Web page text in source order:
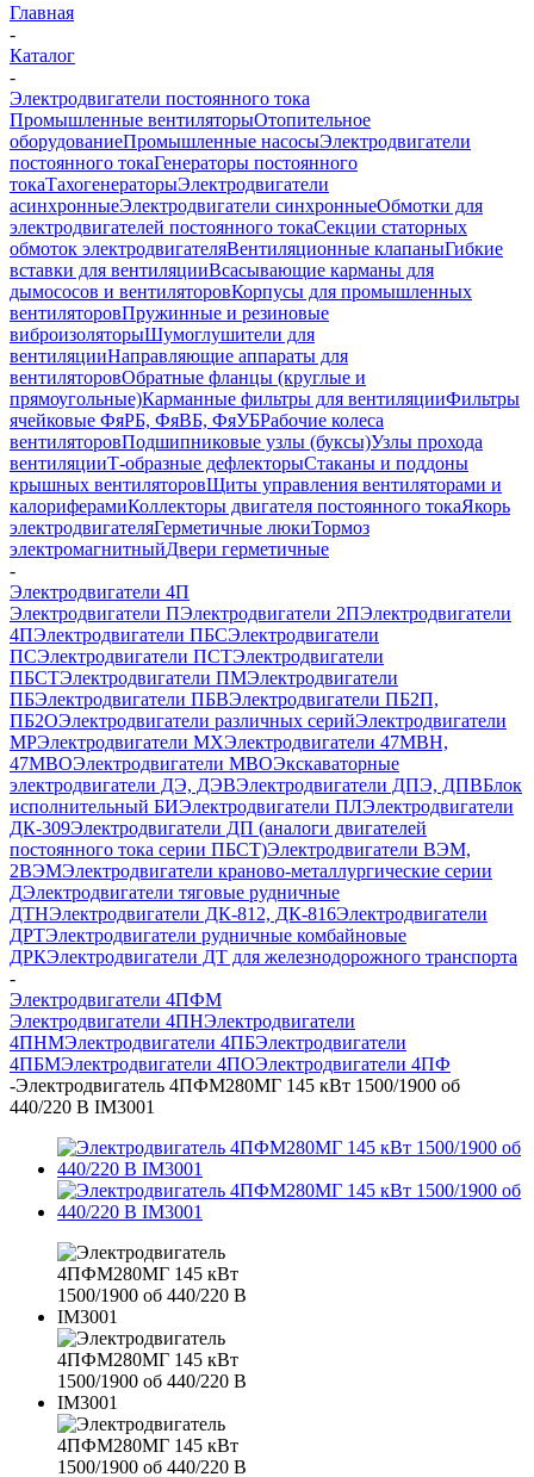
Главная
-
Каталог
-
Электродвигатели постоянного тока
Промышленные вентиляторыОтопительное
оборудованиеПромышленные насосыЭлектродвигатели
постоянного токаГенераторы постоянного
токаТахогенераторыЭлектродвигатели
асинхронныеЭлектродвигатели синхронныеОбмотки для
электродвигателей постоянного токаСекции статорных
обмоток электродвигателяВентиляционные клапаныГибкие
вставки для вентиляцииВсасывающие карманы для
дымососов и вентиляторовКорпусы для промышленных
вентиляторовПружинные и резиновые
виброизоляторыШумоглушители для
вентиляцииНаправляющие аппараты для
вентиляторовОбратные фланцы (круглые и
прямоугольные)Карманные фильтры для вентиляцииФильтры
ячейковые ФяРБ, ФяВБ, ФяУБРабочие колеса
вентиляторовПодшипниковые узлы (буксы)Узлы прохода
вентиляцииТ-образные дефлекторыСтаканы и поддоны
крышных вентиляторовЩиты управления вентиляторами и
калориферамиКоллекторы двигателя постоянного токаЯкорь
электродвигателяГерметичные люкиТормоз
электромагнитныйДвери герметичные
-
Электродвигатели 4П
Электродвигатели ПЭлектродвигатели 2ПЭлектродвигатели
4ПЭлектродвигатели ПБСЭлектродвигатели
ПСЭлектродвигатели ПСТЭлектродвигатели
ПБСТЭлектродвигатели ПМЭлектродвигатели
ПБЭлектродвигатели ПБВЭлектродвигатели ПБ2П,
ПБ2ОЭлектродвигатели различных серийЭлектродвигатели
МРЭлектродвигатели MXЭлектродвигатели 47MBH,
47МВОЭлектродвигатели MBOЭкскаваторные
электродвигатели ДЭ, ДЭВЭлектродвигатели ДПЭ, ДПВБлок
исполнительный БИЭлектродвигатели ПЛЭлектродвигатели
ДК-309Электродвигатели ДП (аналоги двигателей
постоянного тока серии ПБСТ)Электродвигатели ВЭМ,
2ВЭМЭлектродвигатели краново-металлургические серии
ДЭлектродвигатели тяговые рудничные
ДТНЭлектродвигатели ДК-812, ДК-816Электродвигатели
ДРТЭлектродвигатели рудничные комбайновые
ДРКЭлектродвигатели ДТ для железнодорожного транспорта
-
Электродвигатели 4ПФМ
Электродвигатели 4ПНЭлектродвигатели
4ПНМЭлектродвигатели 4ПБЭлектродвигатели
4ПБМЭлектродвигатели 4ПОЭлектродвигатели 4ПФ
-Электродвигатель 4ПФМ280МГ 145 кВт 1500/1900 об
440/220 В IM3001